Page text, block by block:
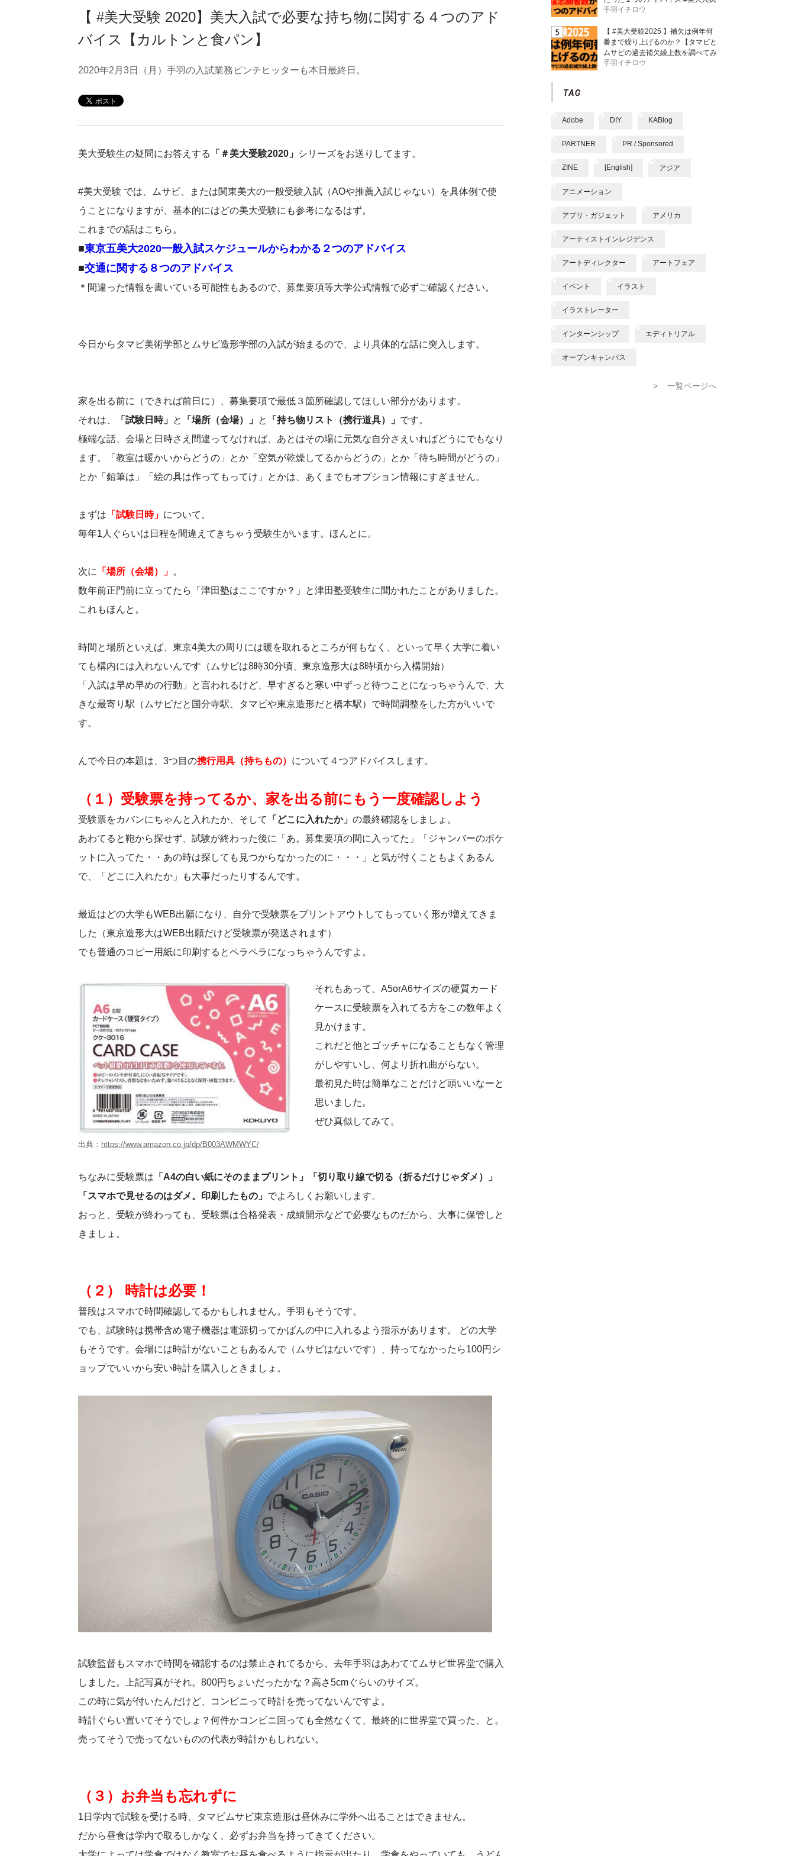
【 #美大受験 2020】美大入試で必要な持ち物に関する４つのアド
バイス【カルトンと食パン】
2020年2月3日（月）手羽の入試業務ピンチヒッターも本日最終日。
美大受験生の疑問にお答えする 「＃美大受験2020」 シリーズをお送りしてます。
#美大受験 では、ムサビ、または関東美大の一般受験入試（AOや推薦入試じゃない）を具体例で使
うことになりますが、基本的にはどの美大受験にも参考になるはず。
これまでの話はこちら。
■東京五美大2020一般入試スケジュールからわかる２つのアドバイス
■交通に関する８つのアドバイス
＊間違った情報を書いている可能性もあるので、募集要項等大学公式情報で必ずご確認ください。
今日からタマビ美術学部とムサビ造形学部の入試が始まるので、より具体的な話に突入します。
家を出る前に（できれば前日に）、募集要項で最低３箇所確認してほしい部分があります。
それは、
「試験日時」 と 「場所（会場）」 と 「持ち物リスト（携行道具）」 です。
極端な話、会場と日時さえ間違ってなければ、あとはその場に元気な自分さえいればどうにでもなり
ます。「教室は暖かいからどうの」とか「空気が乾燥してるからどうの」とか「待ち時間がどうの」
とか「鉛筆は」「絵の具は作ってもってけ」とかは、あくまでもオプション情報にすぎません。
まずは 「試験日時」 について。
毎年1人ぐらいは日程を間違えてきちゃう受験生がいます。ほんとに。
次に 「場所（会場）」 。
数年前正門前に立ってたら「津田塾はここですか？」と津田塾受験生に聞かれたことがありました。
これもほんと。
時間と場所といえば、東京4美大の周りには暖を取れるところが何もなく、といって早く大学に着い
ても構内には入れないんです（ムサビは8時30分頃、東京造形大は8時頃から入構開始）
「入試は早め早めの行動」と言われるけど、早すぎると寒い中ずっと待つことになっちゃうんで、大
きな最寄り駅（ムサビだと国分寺駅、タマビや東京造形だと橋本駅）で時間調整をした方がいいで
す。
んで今日の本題は、3つ目の携行用具（持ちもの） について４つアドバイスします。
（１）受験票を持ってるか、家を出る前にもう一度確認しよう
受験票をカバンにちゃんと入れたか、そして 「どこに入れたか」 の最終確認をしましょ。
あわてると鞄から探せず、試験が終わった後に「あ。募集要項の間に入ってた」「ジャンバーのポケ
ットに入ってた・・あの時は探しても見つからなかったのに・・・」と気が付くこともよくあるん
で、「どこに入れたか」も大事だったりするんです。
最近はどの大学もWEB出願になり、自分で受験票をプリントアウトしてもっていく形が増えてきま
した（東京造形大はWEB出願だけど受験票が発送されます）
でも普通のコピー用紙に印刷するとペラペラになっちゃうんですよ。
出典： https://www.amazon.co.jp/dp/B003AWMWYC/
それもあって、A5orA6サイズの硬質カード
ケースに受験票を入れてる方をこの数年よく
見かけます。
これだと他とゴッチャになることもなく管理
がしやすいし、何より折れ曲がらない。
最初見た時は簡単なことだけど頭いいなーと
思いました。
ぜひ真似してみて。
ちなみに受験票は 「A4の白い紙にそのままプリント」「切り取り線で切る（折るだけじゃダメ）」
「スマホで見せるのはダメ。印刷したもの」 でよろしくお願いします。
おっと、受験が終わっても、受験票は合格発表・成績開示などで必要なものだから、大事に保管しと
きましょ。
（２） 時計は必要！
普段はスマホで時間確認してるかもしれません。手羽もそうです。
でも、試験時は携帯含め電子機器は電源切ってかばんの中に入れるよう指示があります。 どの大学
もそうです。会場には時計がないこともあるんで（ムサビはないです）、持ってなかったら100円シ
ョップでいいから安い時計を購入しときましょ。
試験監督もスマホで時間を確認するのは禁止されてるから、去年手羽はあわててムサビ世界堂で購入
しました。上記写真がそれ。800円ちょいだったかな？高さ5cmぐらいのサイズ。
この時に気が付いたんだけど、コンビニって時計を売ってないんですよ。
時計ぐらい置いてそうでしょ？何件かコンビニ回っても全然なくて、最終的に世界堂で買った、と。
売ってそうで売ってないものの代表が時計かもしれない。
（３）お弁当も忘れずに
1日学内で試験を受ける時、タマビムサビ東京造形は昼休みに学外へ出ることはできません。
だから昼食は学内で取るしかなく、必ずお弁当を持ってきてください。
手羽イチロウ
【 #美大受験2025 】補欠は例年何
番まで繰り上げるのか？【タマビと
ムサビの過去補欠繰上数を調べてみ
た】
手羽イチロウ
Adobe DIY KABlog
PARTNER PR / Sponsored
ZINE [English] アジア
アニメーション
アプリ・ガジェット アメリカ
アーティストインレジデンス
アートディレクター アートフェア
イベント イラスト
イラストレーター
インターンシップ エディトリアル
オープンキャンパス
> 一覧ページへ